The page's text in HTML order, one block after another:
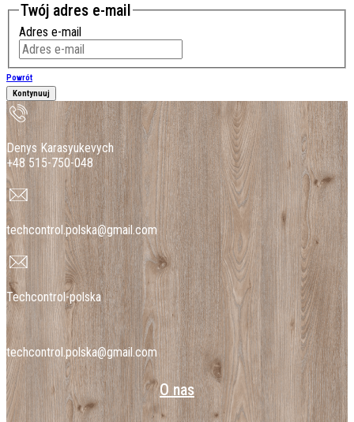
Twój adres e-mail
Adres e-mail
Powrót
Denys Karasyukevych
+48 515-750-048
techcontrol.polska@gmail.com
Techcontrol-polska
techcontrol.polska@gmail.com
O nas